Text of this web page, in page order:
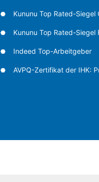
Kununu Top Rated-
Kununu Top Rated-
Indeed Top-Arbeitgeber
AVPQ-Zertifikat der IHK: